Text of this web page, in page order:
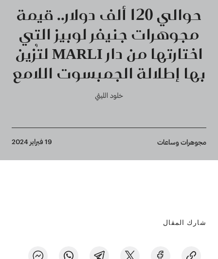
حوالي 120 ألف دولار.. قيمة
مجوهرات جنيفر لوبيز التي
اختارتها من دار MARLI لتُزين
بها إطلالة الجمبسوت اللامع
خلود الليثي
Breadcrumb
مجوهرات وساعات 19 فبراير 2024
شارك المقال